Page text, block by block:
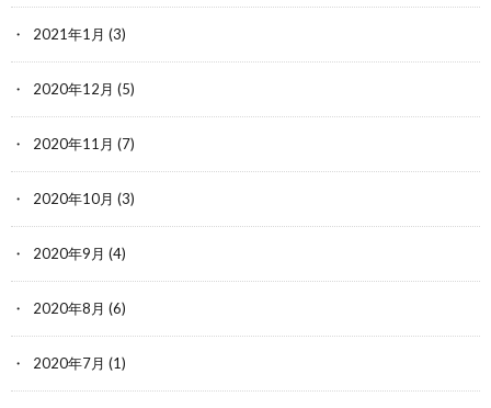
2021年1月 (3)
2020年12月 (5)
2020年11月 (7)
2020年10月 (3)
2020年9月 (4)
2020年8月 (6)
2020年7月 (1)